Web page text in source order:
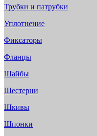
Трубки и патрубки
Уплотнение
Фиксаторы
Фланцы
Шайбы
Шестерни
Шкивы
Шпонки